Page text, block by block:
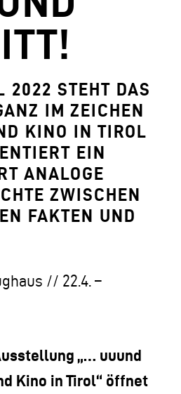
MIT
-
2022 STEHT DAS
IM ZEICHEN
KINO IN TIROL
EIN
ANALOGE
ZWISCHEN
FAKTEN UND
// 22.4. –
„… uuund
Kino in Tirol“ öffnet